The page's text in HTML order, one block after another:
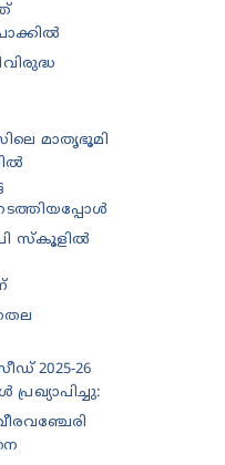
മാതൃഭൂമി
സ്കൂളിൽ
2025-26